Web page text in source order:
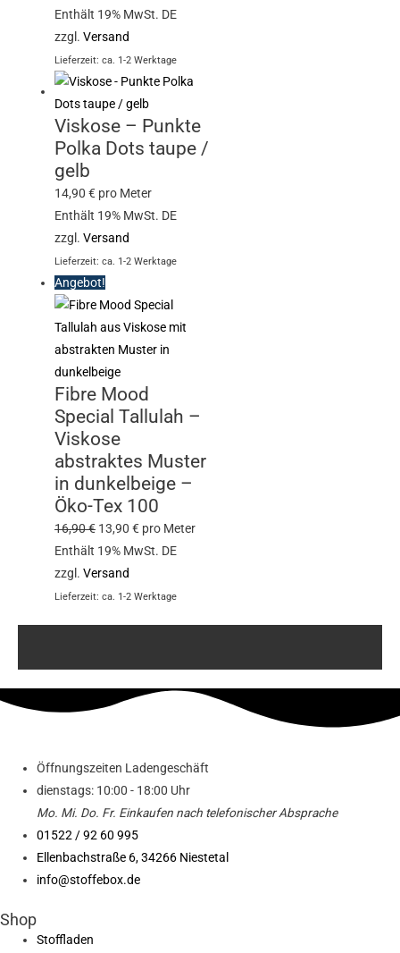
Enthält 19% MwSt. DE
zzgl.Versand
Lieferzeit: ca. 1-2 Werktage
Viskose – Punkte
Polka Dots taupe /
gelb
14,90€ pro Meter
Enthält 19% MwSt. DE
zzgl.Versand
Lieferzeit: ca. 1-2 Werktage
Angebot!
Fibre Mood
Special Tallulah –
Viskose
abstraktes Muster
in dunkelbeige –
Öko-Tex 100
16,90€ 13,90€ pro Meter
Enthält 19% MwSt. DE
zzgl.Versand
Lieferzeit: ca. 1-2 Werktage
Öffnungszeiten Ladengeschäft
dienstags: 10:00 - 18:00 Uhr
Mo. Mi. Do. Fr. Einkaufen nach telefonischer Absprache
01522 / 92 60 995
Ellenbachstraße 6, 34266 Niestetal
info@stoffebox.de
Shop
Stoffladen